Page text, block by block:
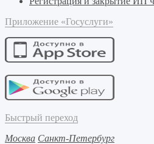
Приложение «Госуслуги»
Быстрый переход
Москва Санкт-Петербург